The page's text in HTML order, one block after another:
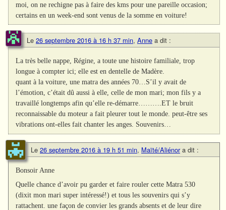
moi, on ne rechigne pas à faire des kms pour une pareille occasion;
certains en un week-end sont venus de la somme en voiture!
Le 26 septembre 2016 à 16 h 37 min, Anne a dit :
La très belle nappe, Régine, a toute une histoire familiale, trop
longue à compter ici; elle est en dentelle de Madère.
quant à la voiture, une matra des années 70…S’il y avait de
l’émotion, c’était dû aussi à elle, celle de mon mari; mon fils y a
travaillé longtemps afin qu’elle re-démarre……….ET le bruit
reconnaissable du moteur a fait pleurer tout le monde. peut-être ses
vibrations ont-elles fait chanter les anges. Souvenirs…
Le 26 septembre 2016 à 19 h 51 min, Maïté/Aliénor a dit :
Bonsoir Anne
Quelle chance d’avoir pu garder et faire rouler cette Matra 530
(dixit mon mari super intéressé!) et tous les souvenirs qui s’y
rattachent. une façon de convier les grands absents et de leur dire